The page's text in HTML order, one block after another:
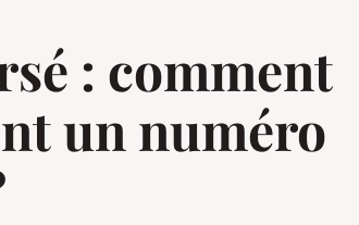
: comment
un numéro